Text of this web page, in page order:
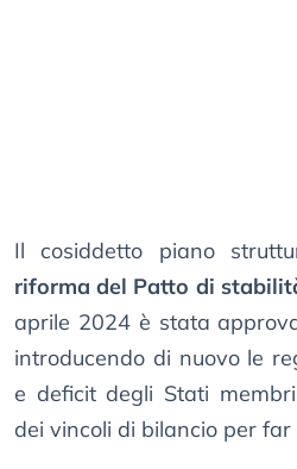
Il cosiddetto piano
riforma del Patto di
aprile 2024 è stata
introducendo di nuovo le
e deficit degli Stati
dei vincoli di bilancio per